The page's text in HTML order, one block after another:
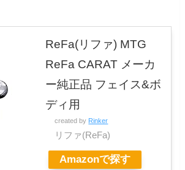
ReFa(リファ) MTG
ReFa CARAT メーカ
ー純正品 フェイス&ボ
ディ用
created by Rinker
リファ(ReFa)
Amazonで探す